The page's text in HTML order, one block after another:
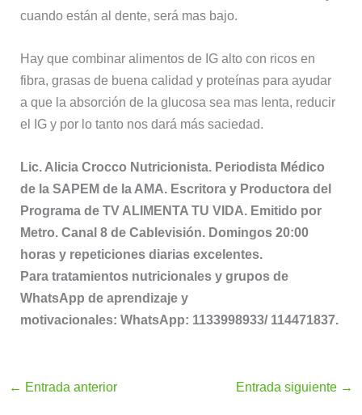
cuando están al dente, será mas bajo.
Hay que combinar alimentos de IG alto con ricos en
fibra, grasas de buena calidad y proteínas para ayudar
a que la absorción de la glucosa sea mas lenta, reducir
el IG y por lo tanto nos dará más saciedad.
Lic. Alicia Crocco Nutricionista. Periodista Médico
de la SAPEM de la AMA. Escritora y Productora del
Programa de TV ALIMENTA TU VIDA. Emitido por
Metro. Canal 8 de Cablevisión. Domingos 20:00
horas y repeticiones diarias excelentes.
Para tratamientos nutricionales y grupos de
WhatsApp de aprendizaje y
motivacionales: WhatsApp: 1133998933/ 114471837.
← Entrada anterior Entrada siguiente →